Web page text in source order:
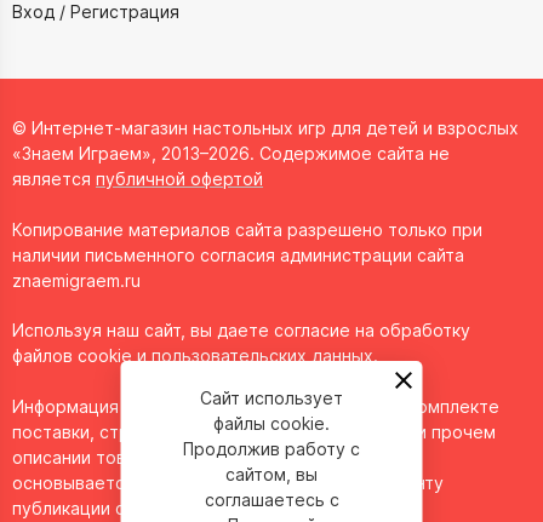
Вход / Регистрация
© Интернет-магазин настольных игр для детей и взрослых
«Знаем Играем», 2013–2026. Содержимое сайта не
является публичной офертой
Копирование материалов сайта разрешено только при
наличии письменного согласия администрации сайта
znaemigraem.ru
Используя наш сайт, вы даете согласие на обработку
файлов cookie и пользовательских данных.
Информация о технических характеристиках, комплекте
поставки, стране изготовления, внешнем виде и прочем
описании товара носит справочный характер и
основывается на последних доступных к моменту
публикации сведениях.
Сайт использует
файлы cookie.
Продолжив работу с
сайтом, вы
соглашаетесь с